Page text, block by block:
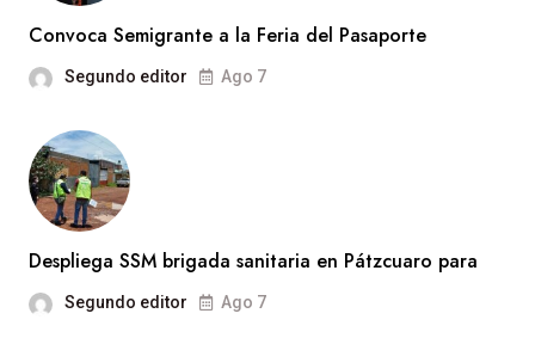
Convoca Semigrante a la Feria del Pasaporte
Segundo editor Ago 7
Despliega SSM brigada sanitaria en Pátzcuaro para
Segundo editor Ago 7